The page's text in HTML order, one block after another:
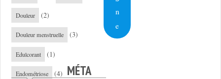
Douleur (2)
Douleur menstruelle (3)
Edulcorant (1)
Endométriose (4)
n
e
MÉTA